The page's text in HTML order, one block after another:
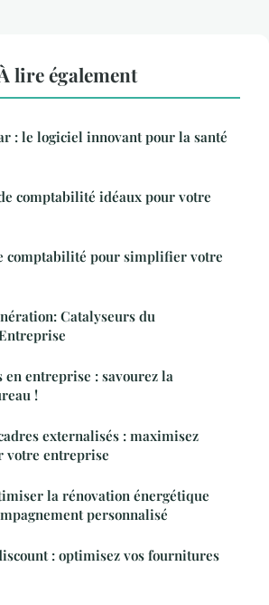
lire également
: le logiciel innovant pour la santé
comptabilité idéaux pour votre
comptabilité pour simplifier votre
Catalyseurs du
entreprise : savourez la
!
externalisés : maximisez
votre entreprise
la rénovation énergétique
personnalisé
: optimisez vos fournitures